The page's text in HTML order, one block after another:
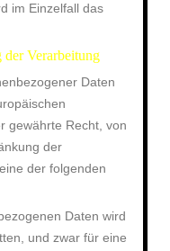
im Einzelfall das
Verarbeitung
Daten
gewährte Recht, von
der
der folgenden
Daten wird
und zwar für eine